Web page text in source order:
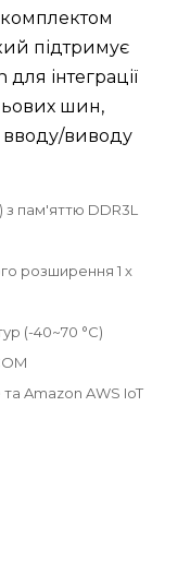
підтримує
інтеграції
шин,
вводу/виводу
пам'яттю DDR3L
розширення 1 x
(-40~70 °C)
Amazon AWS IoT